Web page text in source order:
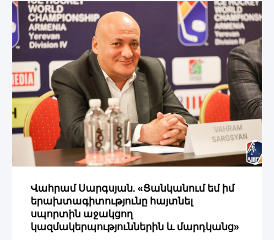
Վահրամ Սարգսյան. «Ցանկանում եմ իմ
երախտագիտությունը հայտնել
սպորտին աջակցող
կազմակերպություններին և մարդկանց»